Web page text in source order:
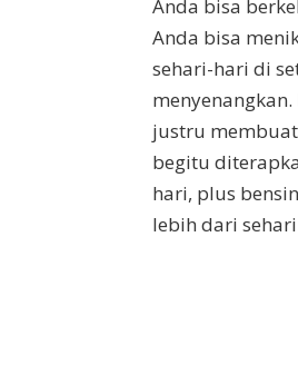
Anda bisa
Anda bisa
sehari-hari di
justru
begitu
hari, plus
lebih dari